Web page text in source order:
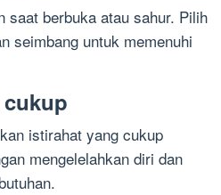
saat berbuka atau sahur. Pilih
seimbang untuk memenuhi
istirahat yang cukup
mengelelahkan diri dan